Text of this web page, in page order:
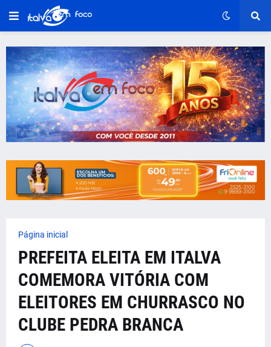
Página inicial
PREFEITA ELEITA EM ITALVA
COMEMORA VITÓRIA COM
ELEITORES EM CHURRASCO NO
CLUBE PEDRA BRANCA